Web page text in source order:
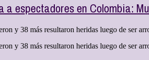
a espectadores en Colombia:
y 38 más resultaron heridas luego de ser
y 38 más resultaron heridas luego de ser